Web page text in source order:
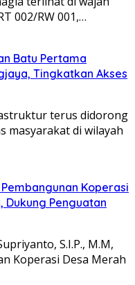
002/RW 001,…
Batu Pertama
Tingkatkan Akses
terus didorong
masyarakat di wilayah
Koperasi
Dukung Penguatan
S.I.P., M.M,
Koperasi Desa Merah